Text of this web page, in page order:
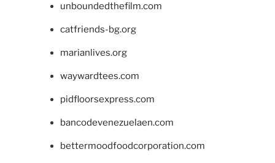
unboundedthefilm.com
catfriends-bg.org
marianlives.org
waywardtees.com
pidfloorsexpress.com
bancodevenezuelaen.com
bettermoodfoodcorporation.com